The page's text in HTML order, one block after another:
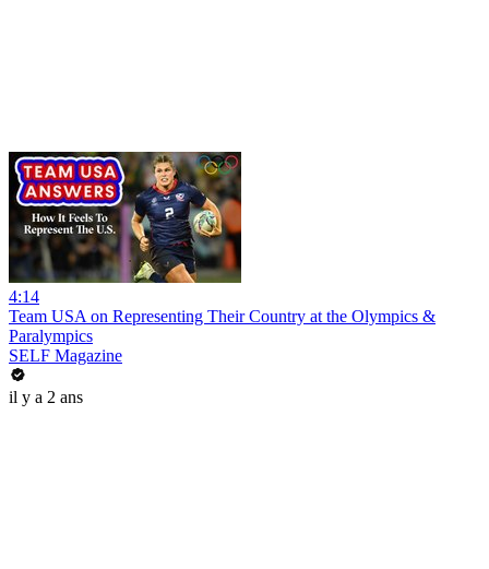
4:14
Team USA on Representing Their Country at the Olympics &
Paralympics
SELF Magazine
il y a 2 ans